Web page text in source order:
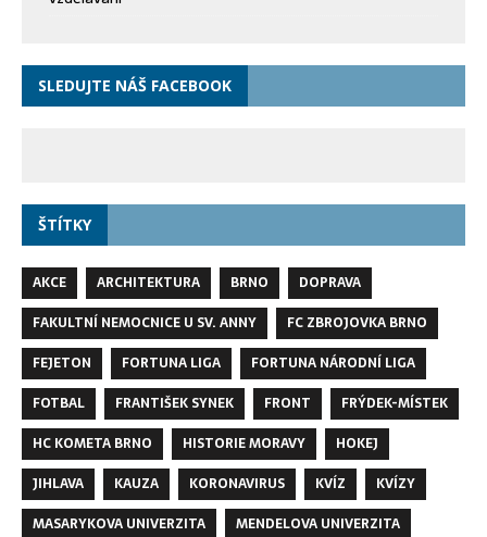
SLEDUJTE NÁŠ FACEBOOK
ŠTÍTKY
AKCE ARCHITEKTURA BRNO
DOPRAVA
FAKULTNÍ NEMOCNICE U SV. ANNY
FC ZBROJOVKA BRNO
FEJETON
FORTUNA LIGA
FORTUNA NÁRODNÍ LIGA
FOTBAL
FRANTIŠEK SYNEK FRONT
FRÝDEK-MÍSTEK
HC KOMETA BRNO
HISTORIE MORAVY
HOKEJ
JIHLAVA
KAUZA KORONAVIRUS KVÍZ
KVÍZY
MASARYKOVA UNIVERZITA
MENDELOVA UNIVERZITA